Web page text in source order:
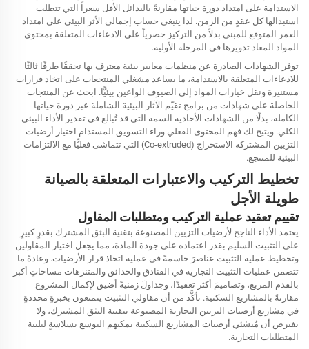
الاستدامة على امتداد دورة حياتها مقارنةً بالبدائل الأقل سعراً التي تتطلب
استبدالها كل عقدٍ من الزمن. لذا ينبغي حساب إجمالي الأثر البيئي على امتداد
العمر المتوقع للمبنى بدلاً من التركيز حصرياً على الادعاءات المتعلقة بمحتوى
المواد المعاد تدويرها في المرحلة الأولية.
توفر الشهادات الصادرة عن منظمات معايير بيئية معترف بها تحققًا طرفًا ثالثًا
للادعاءات المتعلقة بالاستدامة، ما يساعد مشغلي المنتجعات على اتخاذ قرارات
مستنيرة ونقل خيارات المواد إلى الضيوف الواعين بيئيًّا. ابحث عن المنتجات
الحاصلة على شهادات من برامج تقيّم الآثار البيئية الشاملة عبر دورة حياتها
الكاملة، بدلًا من الشهادات الأحادية السمة التي قد تُبالغ في تقدير الأداء البيئي
الكلي. ويتيح لك فهم المحتوى الفعلي وراء التسويق المستدام اختيار أرضيات
التزيين المشتركة الاستخراج (Co-extruded) التي تتماشى فعليًّا مع الالتزامات
البيئية للمنتجع.
تخطيط التركيب والاعتبارات المتعلقة بالصيانة
طويلة الأجل
تقييم تعقيد عملية التركيب ومتطلبات المقاول
يعتمد الأداء الناجح لأرضيات التزيين المصنوعة بتقنية البثق المشترك بقدرٍ كبيرٍ
على التثبيت السليم بقدر اعتماده على جودة المادة، مما يجعل اختيار المقاولين
وتخطيط عملية التثبيت عناصرَ حاسمةً في عملية اتخاذ قرار الأرضيات. وعادةً ما
تتضمن عمليات التثبيت التجارية في الفنادق والحدائق والمتنزهات مساحاتٍ أكبر
بالقدم المربع، وتصاميمَ أكثر تعقيدًا، وجداولَ زمنيةً أضيق لإكمال المشروع
مقارنةً بالمشاريع السكنية. تأكَّد من أن مقاولي التثبيت يتمتعون بخبرةٍ محددةٍ
في مشاريع أرضيات التزيين التجارية المصنوعة بتقنية البثق المشترك، ولا
تفترض أن مُنشئي أرضيات المشاريع السكنية يمكنهم التوسع بسلاسةٍ لتلبية
المتطلبات التجارية.